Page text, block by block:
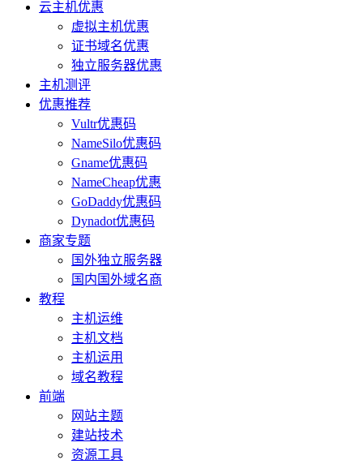
云主机优惠
虚拟主机优惠
证书域名优惠
独立服务器优惠
主机测评
优惠推荐
Vultr优惠码
NameSilo优惠码
Gname优惠码
NameCheap优惠
GoDaddy优惠码
Dynadot优惠码
商家专题
国外独立服务器
国内国外域名商
教程
主机运维
主机文档
主机运用
域名教程
前端
网站主题
建站技术
资源工具